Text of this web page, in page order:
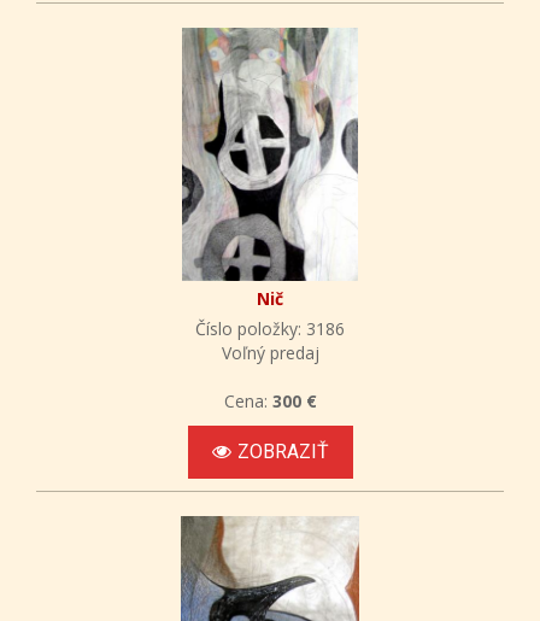
Nič
Číslo položky: 3186
Voľný predaj
Cena: 300 €
ZOBRAZIŤ